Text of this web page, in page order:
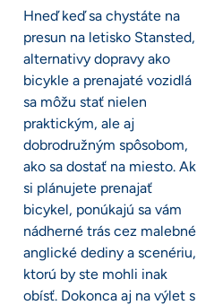
Hneď keď sa chystáte na
presun na letisko Stansted,
alternativy dopravy ako
bicykle a prenajaté vozidlá
sa môžu stať nielen
praktickým, ale aj
dobrodružným spôsobom,
ako sa dostať na miesto. Ak
si plánujete prenajať
bicykel, ponúkajú sa vám
nádherné trás cez malebné
anglické dediny a scenériu,
ktorú by ste mohli inak
obísť. Dokonca aj na výlet s